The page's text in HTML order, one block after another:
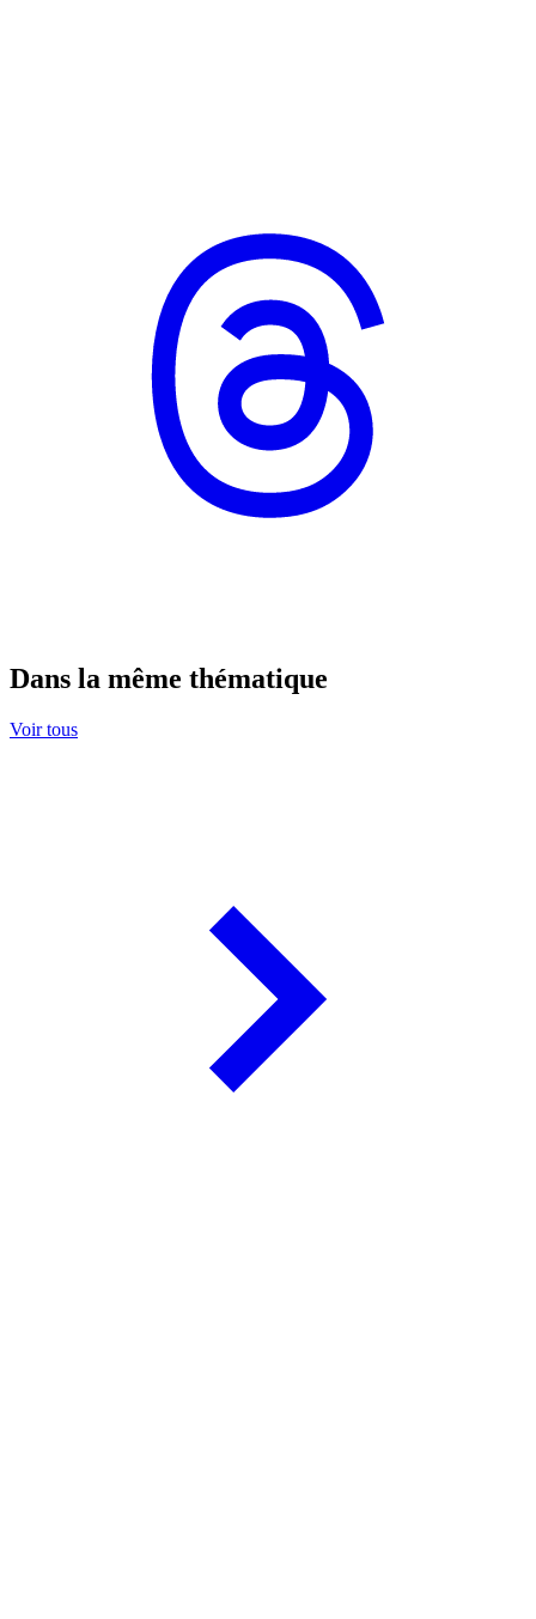
Dans la même thématique
Voir tous